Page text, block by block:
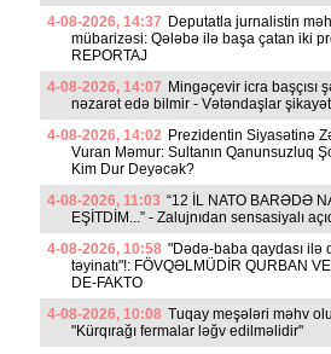
4-08-2026, 14:37 Deputatla jurnalistin
mübarizəsi: Qələbə ilə başa çatan iki
REPORTAJ
4-08-2026, 14:07 Mingəçevir icra başçısı
nəzarət edə bilmir - Vətəndaşlar
4-08-2026, 14:02 Prezidentin Siyasətinə
Vuran Məmur: Sultanın Qanunsuzluq
Kim Dur Deyəcək?
4-08-2026, 11:03 “12 İL NATO BARƏDƏ
EŞİTDİM...” - Zalujnıdan sensasiyalı
4-08-2026, 10:58 "Dədə-baba qaydası ilə
təyinatı"!: FÖVQƏLMÜDİR QURBAN
DE-FAKTO
4-08-2026, 10:08 Tuqay meşələri məhv
"Kürqırağı fermalar ləğv edilməlidir"